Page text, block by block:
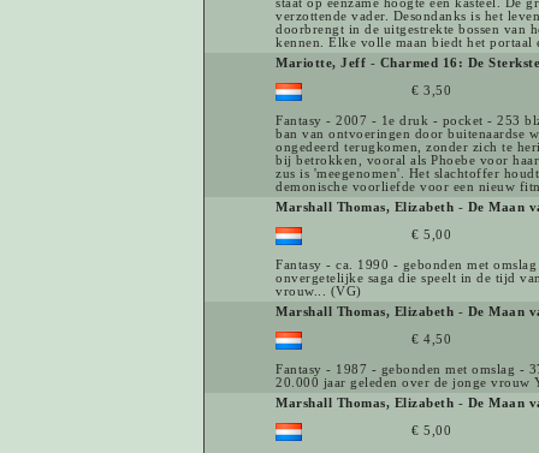
staat op eenzame hoogte een kasteel.
verzottende vader. Desondanks is het
doorbrengt in de uitgestrekte bossen van
kennen. Elke volle maan biedt het
Mariotte, Jeff - Charmed 16: De
€ 3,50
Fantasy - 2007 - 1e druk - pocket - 253
ban van ontvoeringen door buitenaardse
ongedeerd terugkomen, zonder zich te
bij betrokken, vooral als Phoebe voor
zus is 'meegenomen'. Het slachtoffer
demonische voorliefde voor een nieuw
Marshall Thomas, Elizabeth - De Maan
€ 5,00
Fantasy - ca. 1990 - gebonden met
onvergetelijke saga die speelt in de tijd
vrouw... (VG)
Marshall Thomas, Elizabeth - De Maan
€ 4,50
Fantasy - 1987 - gebonden met omslag -
20.000 jaar geleden over de jonge vrouw
Marshall Thomas, Elizabeth - De Maan
€ 5,00